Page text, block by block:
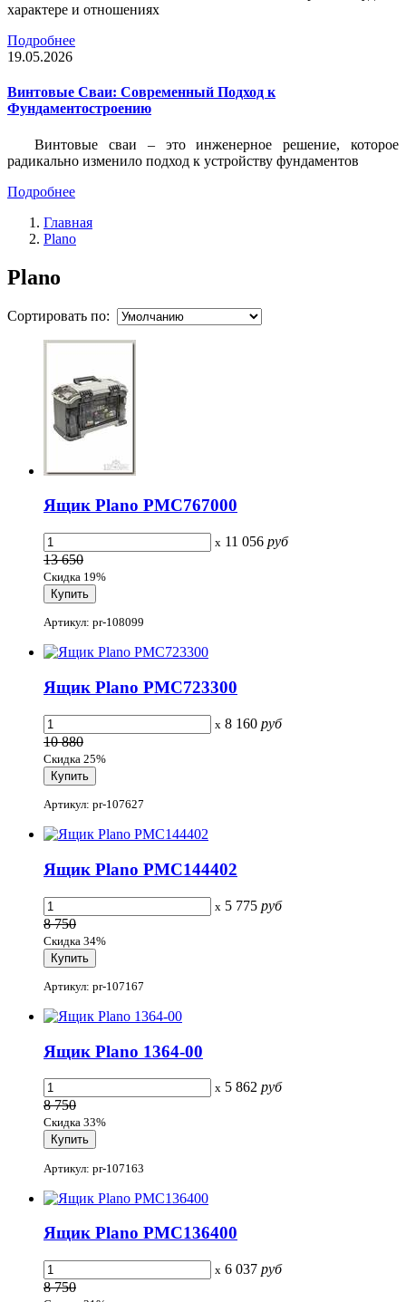
характере и отношениях
Подробнее
19.05.2026
Винтовые Сваи: Современный Подход к
Фундаментостроению
Винтовые сваи – это инженерное решение, которое
радикально изменило подход к устройству фундаментов
Подробнее
Главная
Plano
Plano
Сортировать по:
Ящик Plano PMC767000
x 11 056 руб
13 650
Скидка 19%
Артикул: pr-108099
Ящик Plano PMC723300
x 8 160 руб
10 880
Скидка 25%
Артикул: pr-107627
Ящик Plano PMC144402
x 5 775 руб
8 750
Скидка 34%
Артикул: pr-107167
Ящик Plano 1364-00
x 5 862 руб
8 750
Скидка 33%
Артикул: pr-107163
Ящик Plano PMC136400
x 6 037 руб
8 750